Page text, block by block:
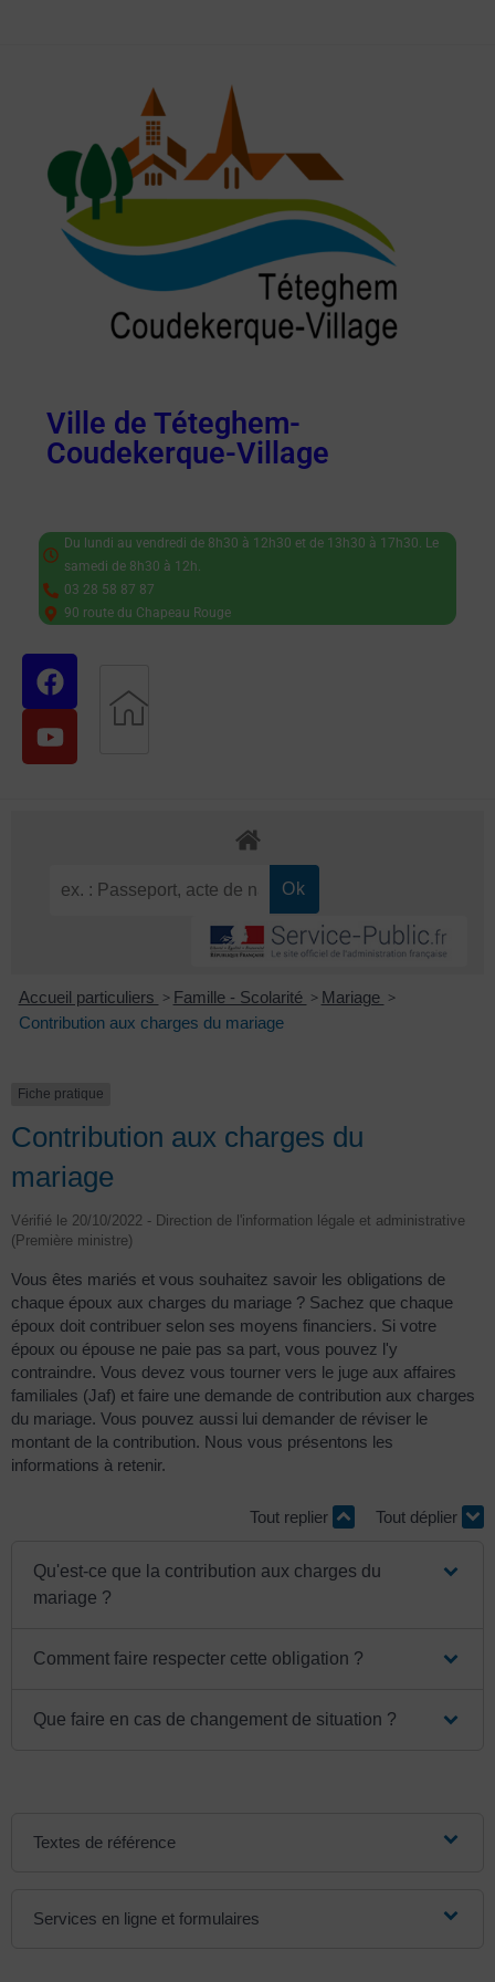
Ville de Téteghem-
Coudekerque-Village
Du lundi au vendredi de 8h30 à 12h30 et de 13h30 à 17h30. Le
samedi de 8h30 à 12h.
03 28 58 87 87
90 route du Chapeau Rouge
Accueil particuliers > Famille - Scolarité > Mariage >
Contribution aux charges du mariage
Fiche pratique
Contribution aux charges du
mariage
Vérifié le 20/10/2022 - Direction de l'information légale et administrative
(Première ministre)
Vous êtes mariés et vous souhaitez savoir les obligations de
chaque époux aux charges du mariage ? Sachez que chaque
époux doit contribuer selon ses moyens financiers. Si votre
époux ou épouse ne paie pas sa part, vous pouvez l'y
contraindre. Vous devez vous tourner vers le juge aux affaires
familiales (Jaf) et faire une demande de contribution aux charges
du mariage. Vous pouvez aussi lui demander de réviser le
montant de la contribution. Nous vous présentons les
informations à retenir.
Tout replier Tout déplier
Qu'est-ce que la contribution aux charges du
mariage ?
Comment faire respecter cette obligation ?
Que faire en cas de changement de situation ?
Textes de référence
Services en ligne et formulaires